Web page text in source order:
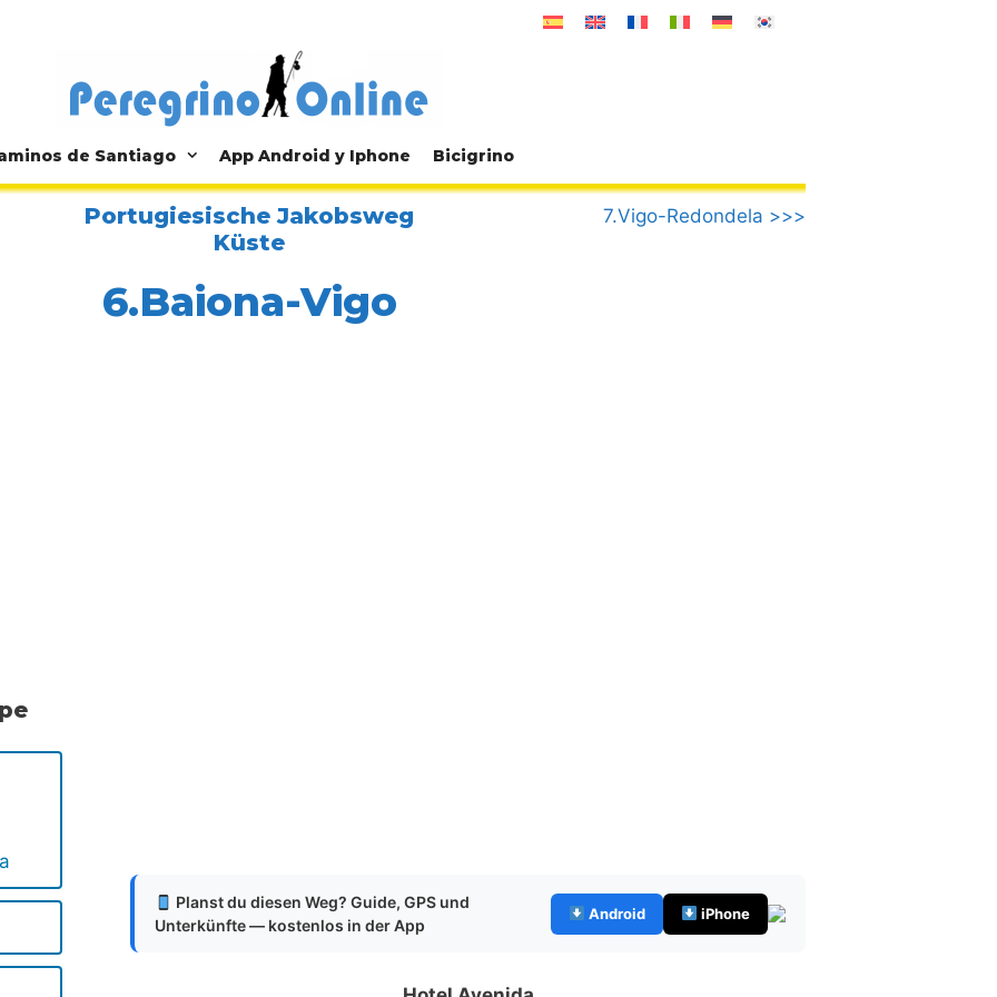
de Santiago App Android y Iphone Bicigrino
Portugiesische Jakobsweg
Küste
7.Vigo-Redondela >>>
6.Baiona-Vigo
Planst du diesen Weg? Guide, GPS und
Unterkünfte — kostenlos in der App
Android iPhone